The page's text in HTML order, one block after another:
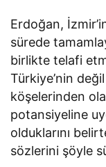
Erdoğan,
sürede
birlikte telafi
Türkiye’nin
köşelerinden
potansiyeline
olduklarını
sözlerini şöyle